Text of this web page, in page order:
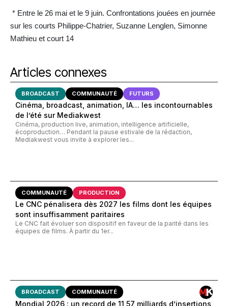
* Entre le 26 mai et le 9 juin. Confrontations jouées en journée
sur les courts Philippe-Chatrier, Suzanne Lenglen, Simonne
Mathieu et court 14
Articles connexes
BROADCAST COMMUNAUTÉ FUTURS
Cinéma, broadcast, animation, IA… les incontournables
de l’été sur Mediakwest
Cinéma, production live, animation, intelligence artificielle,
écoproduction… Pendant la pause estivale de la rédaction,
Mediakwest vous invite à explorer les...
COMMUNAUTÉ PRODUCTION
Le CNC pénalisera dès 2027 les films dont les équipes
sont insuffisamment paritaires
Le CNC fait évoluer son dispositif en faveur de la parité dans les
équipes de films. À partir du 1er...
BROADCAST COMMUNAUTÉ
Mondial 2026 : un record de 11,57 milliards d’insertions